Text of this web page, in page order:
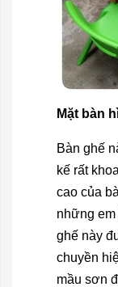
Mặt bàn
Bàn ghế
kế rất
cao của
những
ghế này
chuyền
mầu sơn